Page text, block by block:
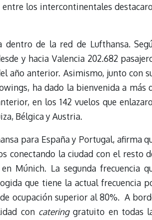
entre los intercontinentales
de la red de Lufthansa.
y hacia Valencia 202.682
año anterior. Asimismo, junto con
ha dado la bienvenida a más
en los 142 vuelos que
Bélgica y Austria.
para España y Portugal, afirma
conectando la ciudad con el resto
Múnich. La segunda frecuencia
que tiene la actual frecuencia
ocupación superior al 80%. A
con cateringgratuito en todas